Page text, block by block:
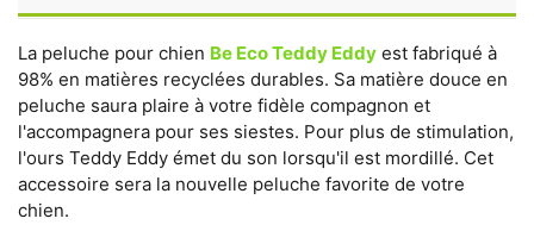
La peluche pour chien Be Eco Teddy Eddy est fabriqué à
98% en matières recyclées durables. Sa matière douce en
peluche saura plaire à votre fidèle compagnon et
l'accompagnera pour ses siestes. Pour plus de stimulation,
l'ours Teddy Eddy émet du son lorsqu'il est mordillé. Cet
accessoire sera la nouvelle peluche favorite de votre
chien.